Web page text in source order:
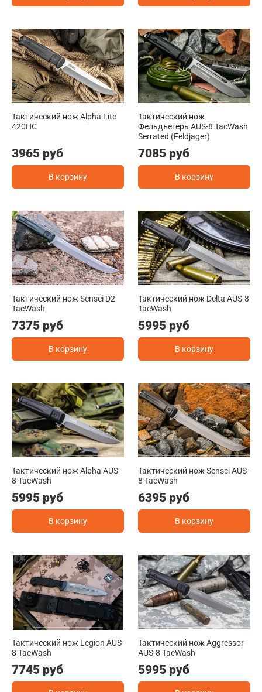
Тактический нож Alpha Lite
420HC
3965 руб
В корзину
Тактический нож
Фельдъегерь AUS-8 TacWash
Serrated (Feldjager)
7085 руб
В корзину
Тактический нож Sensei D2
TacWash
7375 руб
В корзину
Тактический нож Delta AUS-8
TacWash
5995 руб
В корзину
Тактический нож Alpha AUS-
8 TacWash
5995 руб
В корзину
Тактический нож Sensei AUS-
8 TacWash
6395 руб
В корзину
Тактический нож Legion AUS-
8 TacWash
7745 руб
Тактический нож Aggressor
AUS-8 TacWash
5995 руб